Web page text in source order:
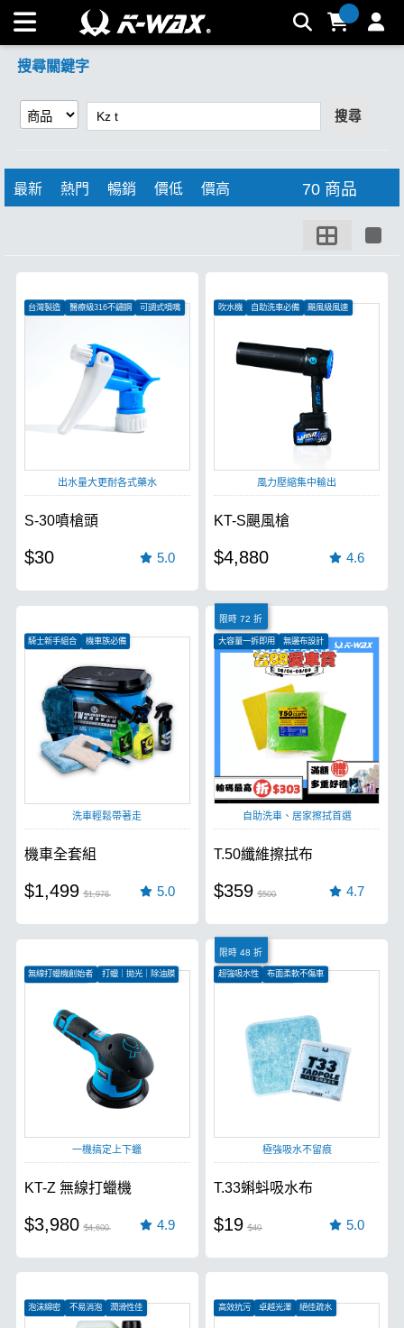
【Kz t】搜尋結果 | K-WAX台灣汽車美容材料
搜尋關鍵字
搜尋
最新 熱門 暢銷 價低 價高 70 商品
台灣製造 醫療級316不鏽鋼 可調式噴嘴
出水量大更耐各式藥水
S-30噴槍頭
$30 5.0
吹水機 自助洗車必備 颶風級風速
風力壓縮集中輸出
KT-S颶風槍
$4,880 4.6
騎士新手組合
機車族必備
洗車輕鬆帶著走
機車全套組
$1,499 $1,976 5.0
限時 72 折
大容量一拆即用
無邊布設計
吸水效果極強
自助洗車、居家擦拭首選
T.50纖維擦拭布
$359 $500 4.7
無線打蠟機創始者
打蠟｜拋光｜除油膜
一機搞定上下蠟
KT-Z 無線打蠟機
$3,980 $4,600 4.9
限時 48 折
超強吸水性
布面柔軟不傷車
極強吸水不留痕
T.33蝌蚪吸水布
$19 $40 5.0
泡沫綿密 不易消泡 潤滑性佳 高效抗污 卓越光澤 絕佳疏水